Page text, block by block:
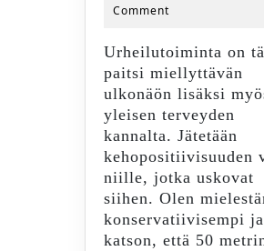
Comment
Urheilutoiminta on
paitsi miellyttävän
ulkonäön lisäksi
yleisen terveyden
kannalta. Jätetään
kehopositiivisuuden
niille, jotka uskovat
siihen. Olen
konservatiivisempi
katson, että 50